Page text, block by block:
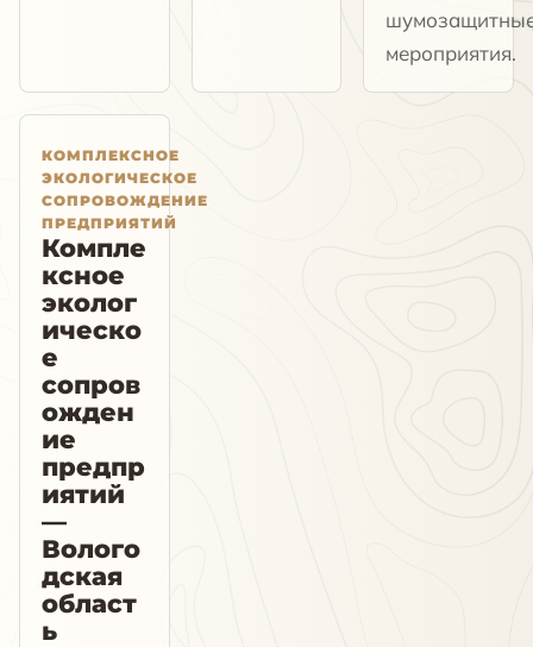
мероприятия.
КОМПЛЕКСНОЕ
ЭКОЛОГИЧЕСКОЕ
СОПРОВОЖДЕНИЕ
ПРЕДПРИЯТИЙ
Компле
ксное
эколог
ическо
е
сопров
ожден
ие
предпр
иятий
—
Волого
дская
област
ь